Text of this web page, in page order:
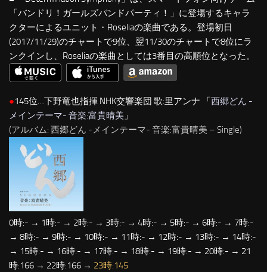
「バンドリ！ガールズバンドパーティ！」に登場するキャラ
クターによるユニット・Roseliaの楽曲である。登場初日
(2017/11/29)のチャートで9位、翌11/30のチャートで8位にラ
ンクインし、Roseliaの楽曲としては3番目の高順位となった。
●145位…下野竜也指揮 NHK交響楽団 歌:里アンナ 「西郷どん -
メインテーマ- 音楽:富貴晴美 」
(アルバム: 西郷どん -メインテーマ- 音楽:富貴晴美 – Single)
0時:- → 1時:- → 2時:- → 3時:- → 4時:- → 5時:- → 6時:- → 7時:-
→ 8時:- → 9時:- → 10時:- → 11時:- → 12時:- → 13時:- → 14時:-
→ 15時:- → 16時:- → 17時:- → 18時:- → 19時:- → 20時:- → 21
時:166 → 22時:166 → 23時:145